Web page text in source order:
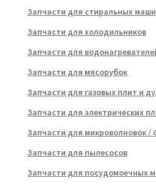
Запчасти для стиральных
Запчасти для холодильников
Запчасти для
Запчасти для мясорубок
Запчасти для газовых плит и
Запчасти для электрических
Запчасти для микроволновок /
Запчасти для пылесосов
Запчасти для посудомоечных